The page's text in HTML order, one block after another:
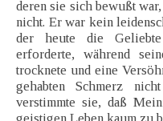
deren sie sich bewußt
nicht. Er war kein
der heute die
erforderte, während
trocknete und eine
gehabten Schmerz
verstimmte sie, daß